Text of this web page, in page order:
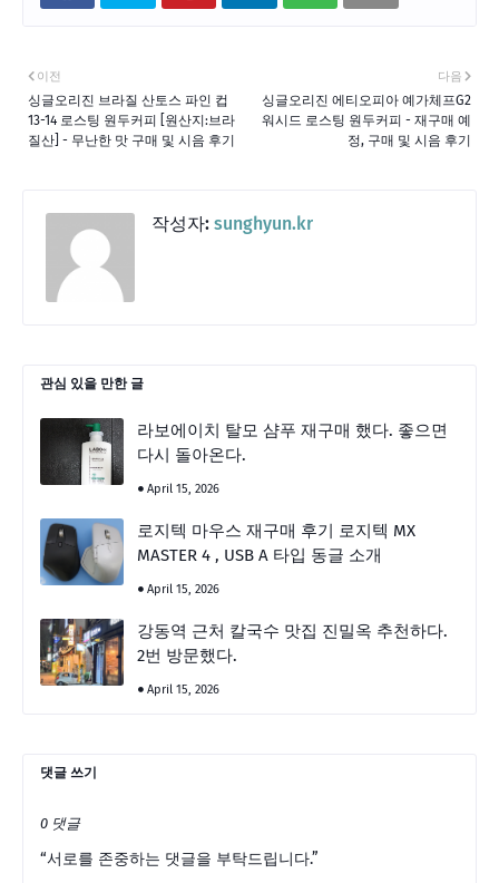
다음
싱글오리진 에티오피아 예가체프G2
워시드 로스팅 원두커피 - 재구매 예
정, 구매 및 시음 후기
이전
싱글오리진 브라질 산토스 파인 컵
13-14 로스팅 원두커피 [원산지:브라
질산] - 무난한 맛 구매 및 시음 후기
작성자: sunghyun.kr
관심 있을 만한 글
라보에이치 탈모 샴푸 재구매 했다. 좋으면
다시 돌아온다.
April 15, 2026
로지텍 마우스 재구매 후기 로지텍 MX
MASTER 4 , USB A 타입 동글 소개
April 15, 2026
강동역 근처 칼국수 맛집 진밀옥 추천하다.
2번 방문했다.
April 15, 2026
댓글 쓰기
0 댓글
“서로를 존중하는 댓글을 부탁드립니다.”